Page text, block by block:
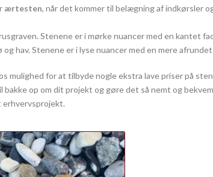
ærtesten, når det kommer til belægning af indkørsler
Stenene er i mørke nuancer med en kantet
hav. Stenene er i lyse nuancer med en mere
mulighed for at tilbyde nogle ekstra lave priser på
op om dit projekt og gøre det så nemt og
erhvervsprojekt.